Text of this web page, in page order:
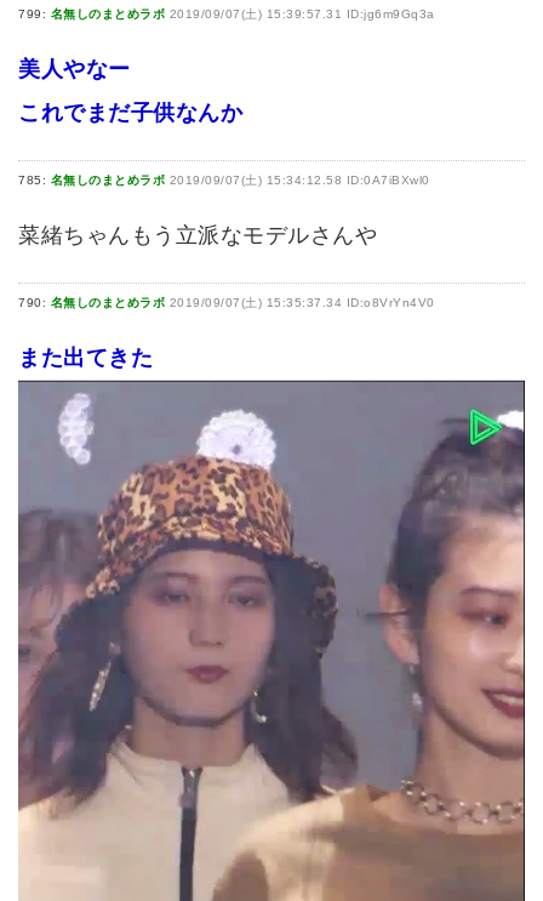
799: 名無しのまとめラボ 2019/09/07(土) 15:39:57.31 ID:jg6m9Gq3a
美人やなー
これでまだ子供なんか
785: 名無しのまとめラボ 2019/09/07(土) 15:34:12.58 ID:0A7iBXwl0
菜緒ちゃんもう立派なモデルさんや
790: 名無しのまとめラボ 2019/09/07(土) 15:35:37.34 ID:o8VrYn4V0
また出てきた